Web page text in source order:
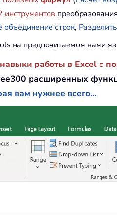
инструментов
объединение строк,
на предпочитаемом вами
работы в Excel с
расширенных
вам нужнее всего...